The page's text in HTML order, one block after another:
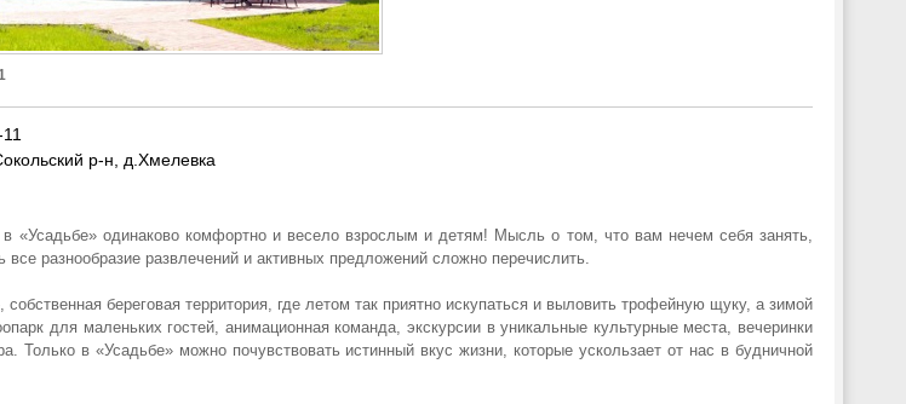
р-н, д.Хмелевка
«Усадьбе» одинаково комфортно и весело взрослым и детям! Мысль о том, что вам нечем себя занять,
все разнообразие развлечений и активных предложений сложно перечислить.
береговая территория, где летом так приятно искупаться и выловить трофейную щуку, а зимой
для маленьких гостей, анимационная команда, экскурсии в уникальные культурные места, вечеринки
Только в «Усадьбе» можно почувствовать истинный вкус жизни, которые ускользает от нас в будничной